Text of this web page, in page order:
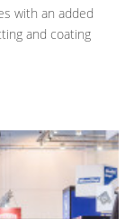
with an added
and coating